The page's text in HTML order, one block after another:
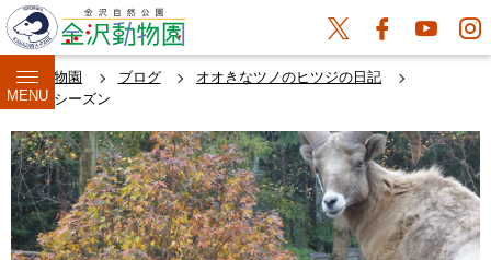
MENU
金沢動物園 ブログ
オオきなツノのヒツジの日記
ベストシーズン